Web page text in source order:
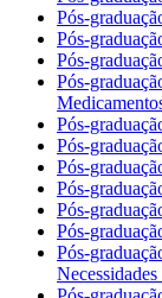
Pós-
Pós-
Pós-
Pós-
Pós-
Pós-
Pós-
Pós-
Pós-
Pós-
Pós-